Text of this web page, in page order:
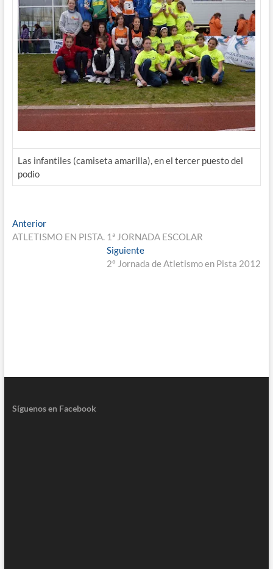
Las infantiles (camiseta amarilla), en el tercer puesto del
podio
Navegación
de
AnteriorEntrada
anterior:
ATLETISMO EN PISTA. 1ª JORNADA ESCOLAR
SiguienteEntrada
siguiente:
2º Jornada de Atletismo en Pista 2012
Síguenos en Facebook